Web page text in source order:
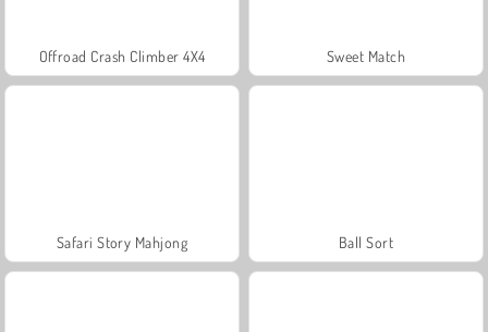
Offroad Crash Climber 4X4 Sweet Match
Safari Story Mahjong Ball Sort